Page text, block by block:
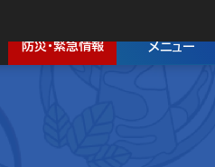
防災・緊急情報 メニュー